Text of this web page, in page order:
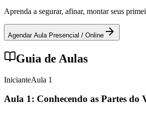
Aprenda a segurar, afinar, montar seus
Agendar Aula Presencial / Online
Guia de Aulas
InicianteAula 1
Aula 1: Conhecendo as Partes do